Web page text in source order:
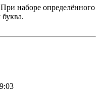
наборе определённого